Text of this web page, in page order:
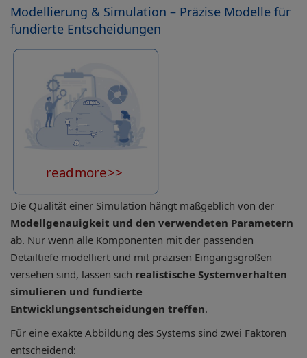
Modellierung & Simulation – Präzise Modelle für
fundierte Entscheidungen
Die Qualität einer Simulation hängt maßgeblich von der
Modellgenauigkeit und den verwendeten Parametern
ab. Nur wenn alle Komponenten mit der passenden
Detailtiefe modelliert und mit präzisen Eingangsgrößen
versehen sind, lassen sich realistische Systemverhalten
simulieren und fundierte
Entwicklungsentscheidungen treffen.
Für eine exakte Abbildung des Systems sind zwei Faktoren
entscheidend: